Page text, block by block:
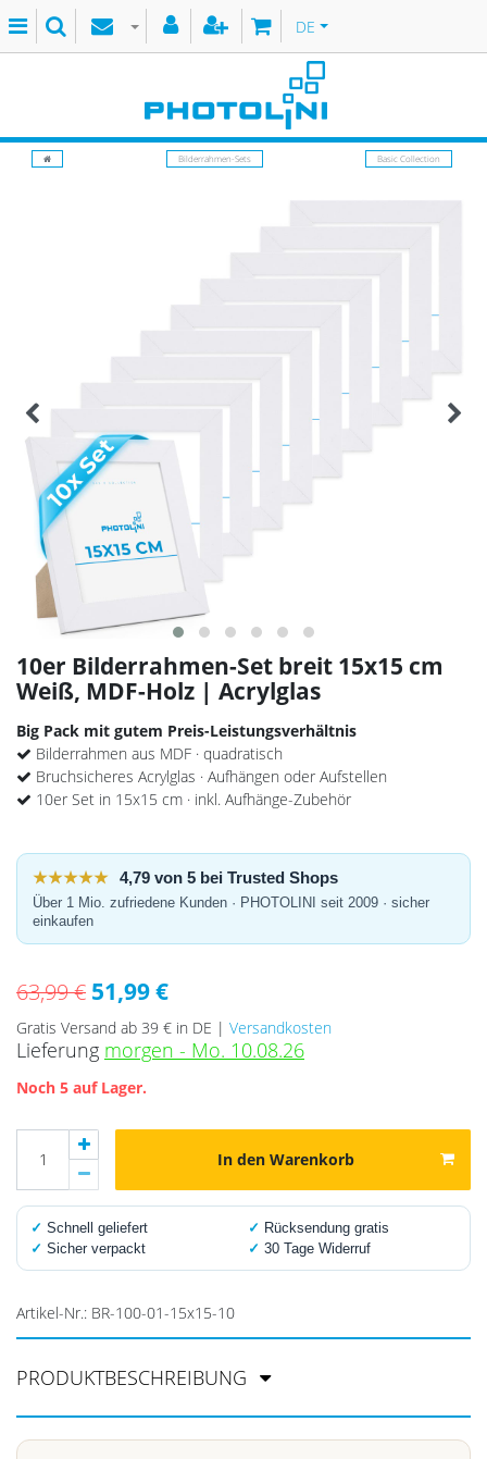
DE
Bilderrahmen-Sets Basic Collection
10er Bilderrahmen-Set breit 15x15 cm
Weiß, MDF-Holz | Acrylglas
Big Pack mit gutem Preis-Leistungsverhältnis
Bilderrahmen aus MDF · quadratisch
Bruchsicheres Acrylglas · Aufhängen oder Aufstellen
10er Set in 15x15 cm · inkl. Aufhänge-Zubehör
★★★★★ 4,79 von 5 bei Trusted Shops
Über 1 Mio. zufriedene Kunden · PHOTOLINI seit 2009 · sicher
einkaufen
63,99 € 51,99 €
Gratis Versand ab 39 € in DE | Versandkosten
Lieferung morgen - Mo. 10.08.26
Noch 5 auf Lager.
In den Warenkorb
✓ Schnell geliefert ✓ Rücksendung gratis
✓ Sicher verpackt ✓ 30 Tage Widerruf
Artikel-Nr.: BR-100-01-15x15-10
PRODUKTBESCHREIBUNG